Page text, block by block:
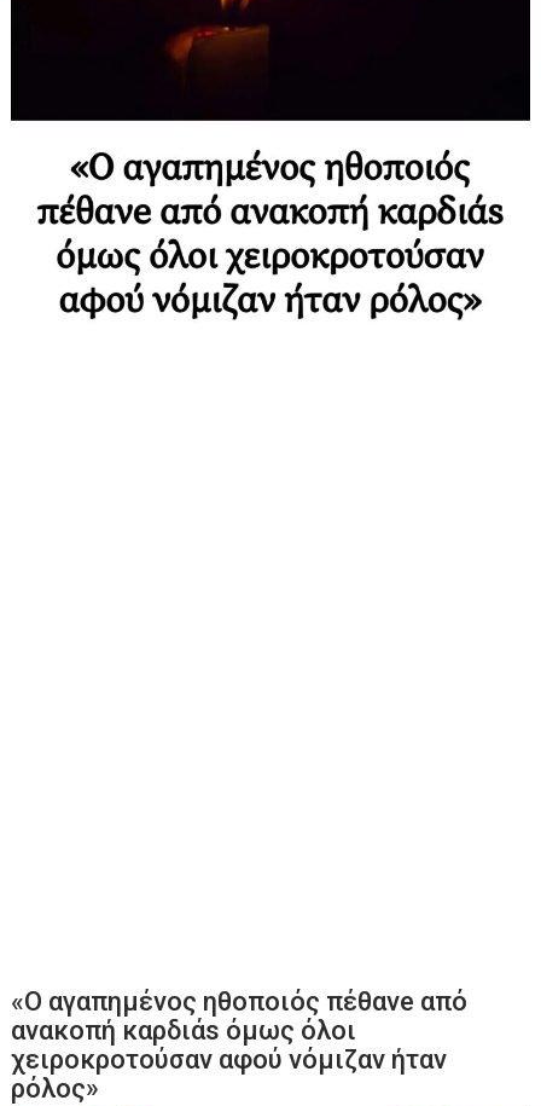
«Ο αγαπημένος ηθοποιός πέθανe από
ανακοπή καρδιάs όμως όλοι
χειροκροτούσαν αφού νόμιζαν ήταν
ρόλος»